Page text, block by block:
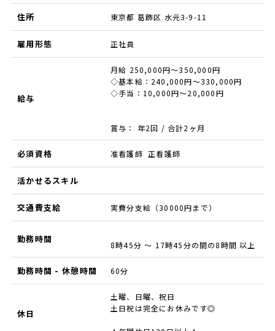
住所 東京都 葛飾区 水元3-9-11
雇用形態 正社員
給与
月給 250,000円～350,000円
◇基本給：240,000円～330,000円
◇手当：10,000円～20,000円
賞与： 年2回 / 合計2ヶ月
必須資格 准看護師 正看護師
活かせるスキル
交通費支給 実費分支給（30000円まで）
勤務時間
8時45分 ～ 17時45分の間の8時間 以上
勤務時間 - 休憩時間 60分
休日
土曜、日曜、祝日
土日祝は完全にお休みです◎